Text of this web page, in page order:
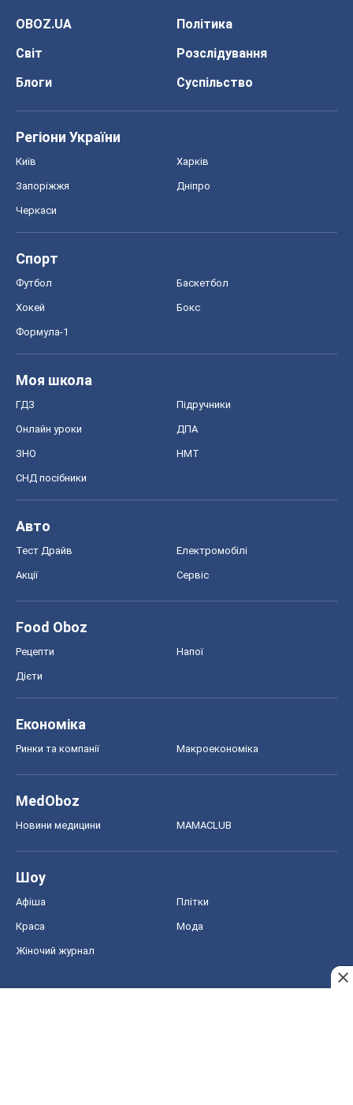
OBOZ.UA
Політика
Світ
Розслідування
Блоги
Суспільство
Регіони України
Київ Харків
Запоріжжя Дніпро
Черкаси
Спорт
Футбол Баскетбол
Хокей Бокс
Формула-1
Моя школа
ГДЗ Підручники
Онлайн уроки ДПА
ЗНО НМТ
СНД посібники
Авто
Тест Драйв Електромобілі
Акції Сервіс
Food Oboz
Рецепти Напої
Дієти
Економіка
Ринки та компанії Макроекономіка
MedOboz
Новини медицини MAMACLUB
Шоу
Афіша Плітки
Краса Мода
Жіночий журнал